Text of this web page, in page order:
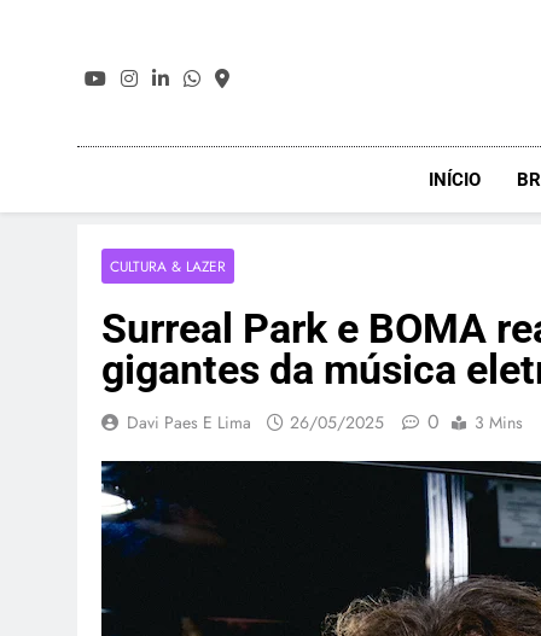
INÍCIO
CULTURA & LAZER
Surreal Park e BOMA
gigantes da música
Davi Paes E Lima 26/05/2025 0 3 Mins